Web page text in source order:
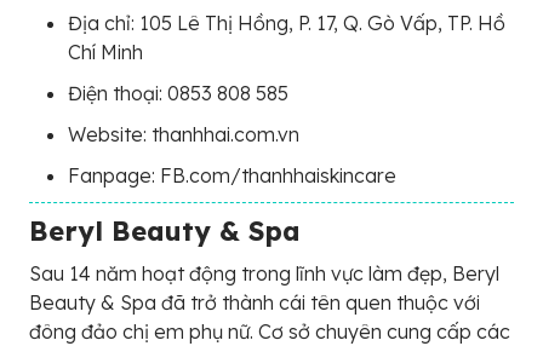
Địa chỉ: 105 Lê Thị Hồng, P. 17, Q. Gò Vấp, TP. Hồ
Chí Minh
Điện thoại: 0853 808 585
Website: thanhhai.com.vn
Fanpage: FB.com/thanhhaiskincare
Beryl Beauty & Spa
Sau 14 năm hoạt động trong lĩnh vực làm đẹp, Beryl
Beauty & Spa đã trở thành cái tên quen thuộc với
đông đảo chị em phụ nữ. Cơ sở chuyên cung cấp các